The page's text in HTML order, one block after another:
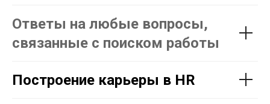
Ответы на любые вопросы,
связанные с поиском работы
Построение карьеры в HR